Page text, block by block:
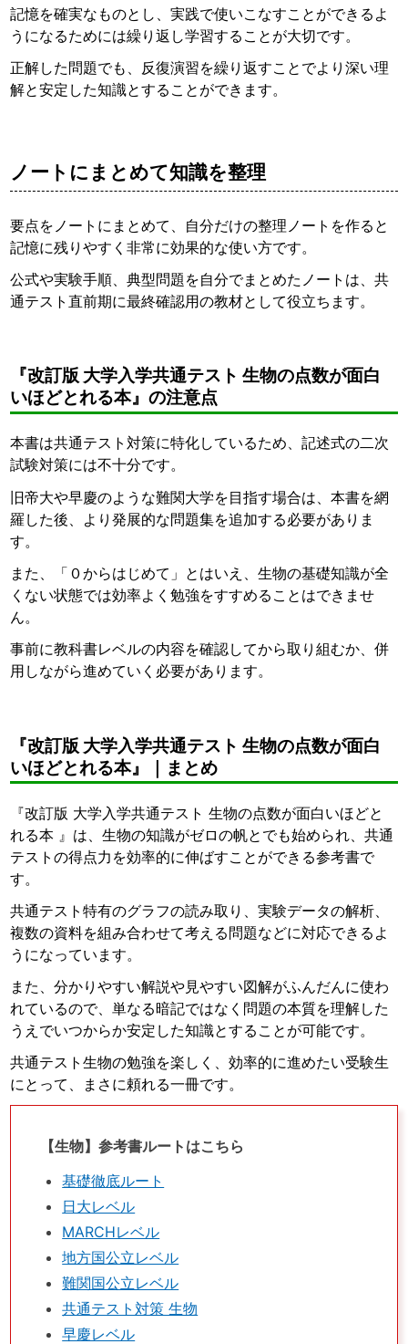
記憶を確実なものとし、実践で使いこなすことができるよ
うになるためには繰り返し学習することが大切です。
正解した問題でも、反復演習を繰り返すことでより深い理
解と安定した知識とすることができます。
ノートにまとめて知識を整理
要点をノートにまとめて、自分だけの整理ノートを作ると
記憶に残りやすく非常に効果的な使い方です。
公式や実験手順、典型問題を自分でまとめたノートは、共
通テスト直前期に最終確認用の教材として役立ちます。
『改訂版 大学入学共通テスト 生物の点数が面白
いほどとれる本』の注意点
本書は共通テスト対策に特化しているため、記述式の二次
試験対策には不十分です。
旧帝大や早慶のような難関大学を目指す場合は、本書を網
羅した後、より発展的な問題集を追加する必要がありま
す。
また、「０からはじめて」とはいえ、生物の基礎知識が全
くない状態では効率よく勉強をすすめることはできませ
ん。
事前に教科書レベルの内容を確認してから取り組むか、併
用しながら進めていく必要があります。
『改訂版 大学入学共通テスト 生物の点数が面白
いほどとれる本』｜まとめ
『改訂版 大学入学共通テスト 生物の点数が面白いほどと
れる本 』は、生物の知識がゼロの帆とでも始められ、共通
テストの得点力を効率的に伸ばすことができる参考書で
す。
共通テスト特有のグラフの読み取り、実験データの解析、
複数の資料を組み合わせて考える問題などに対応できるよ
うになっています。
また、分かりやすい解説や見やすい図解がふんだんに使わ
れているので、単なる暗記ではなく問題の本質を理解した
うえでいつからか安定した知識とすることが可能です。
共通テスト生物の勉強を楽しく、効率的に進めたい受験生
にとって、まさに頼れる一冊です。
【生物】参考書ルートはこちら
基礎徹底ルート
日大レベル
MARCHレベル
地方国公立レベル
難関国公立レベル
共通テスト対策 生物
早慶レベル